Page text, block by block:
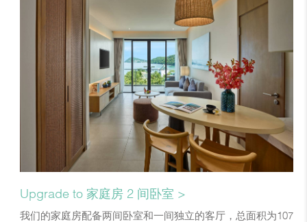
Upgrade to 家庭房 2 间卧室 >
我们的家庭房配备两间卧室和一间独立的客厅，总面积为107